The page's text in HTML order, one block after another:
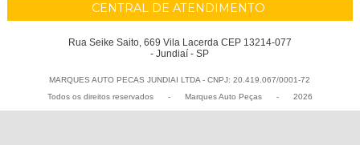
CENTRAL DE ATENDIMENTO
Rua Seike Saito, 669 Vila Lacerda CEP 13214-077
- Jundiaí - SP
MARQUES AUTO PECAS JUNDIAI LTDA - CNPJ: 20.419.067/0001-72
Todos os direitos reservados
- Marques Auto Peças - 2026